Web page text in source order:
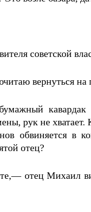
советской
вернуться
рук не
в
отец?
отец Михаил